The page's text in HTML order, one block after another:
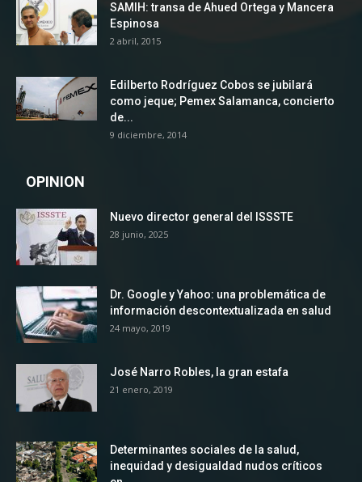
SAMIH: transa de Ahued Ortega y Mancera
Espinosa
2 abril, 2015
Edilberto Rodríguez Cobos se jubilará
como jeque; Pemex Salamanca, concierto
de...
9 diciembre, 2014
OPINION
Nuevo director general del ISSSTE
28 junio, 2025
Dr. Google y Yahoo: una problemática de
información descontextualizada en salud
24 mayo, 2019
José Narro Robles, la gran estafa
21 enero, 2019
Determinantes sociales de la salud,
inequidad y desigualdad nudos críticos